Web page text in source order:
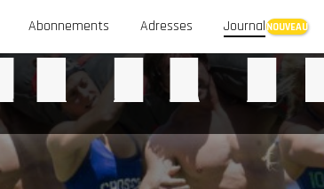
Abonnements Adresses Journal